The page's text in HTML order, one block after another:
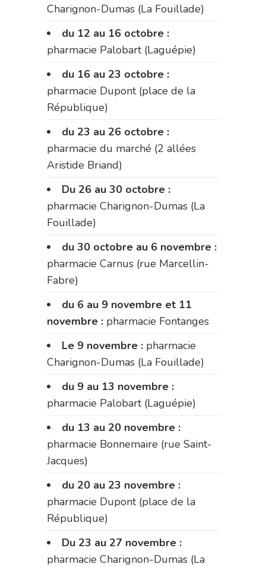
Charignon-Dumas (La Fouillade)
du 12 au 16 octobre :
pharmacie Palobart (Laguépie)
du 16 au 23 octobre :
pharmacie Dupont (place de la
République)
du 23 au 26 octobre :
pharmacie du marché (2 allées
Aristide Briand)
Du 26 au 30 octobre :
pharmacie Charignon-Dumas (La
Fouillade)
du 30 octobre au 6 novembre :
pharmacie Carnus (rue Marcellin-
Fabre)
du 6 au 9 novembre et 11
novembre : pharmacie Fontanges
Le 9 novembre : pharmacie
Charignon-Dumas (La Fouillade)
du 9 au 13 novembre :
pharmacie Palobart (Laguépie)
du 13 au 20 novembre :
pharmacie Bonnemaire (rue Saint-
Jacques)
du 20 au 23 novembre :
pharmacie Dupont (place de la
République)
Du 23 au 27 novembre :
pharmacie Charignon-Dumas (La